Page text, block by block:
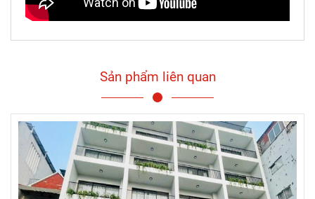
Sản phẩm liên quan